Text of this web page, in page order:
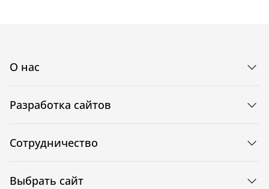
О нас
Разработка сайтов
Сотрудничество
Выбрать сайт